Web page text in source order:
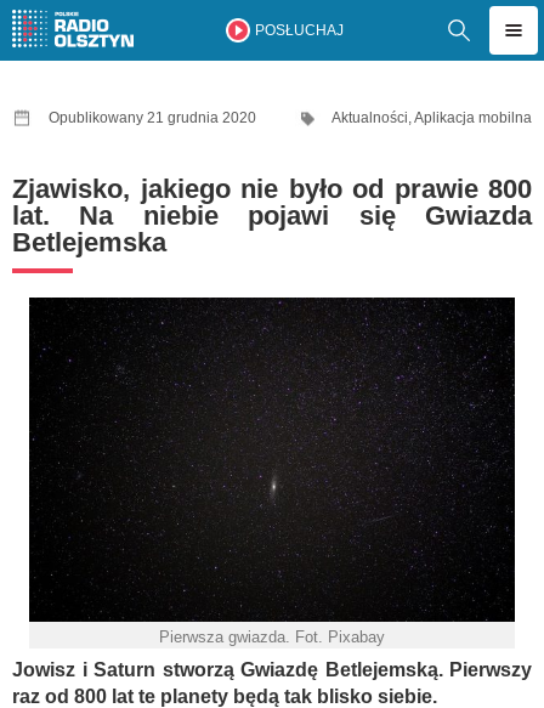
POSŁUCHAJ
Opublikowany 21 grudnia 2020 Aktualności,Aplikacja mobilna
Zjawisko, jakiego nie było od prawie 800
lat. Na niebie pojawi się Gwiazda
Betlejemska
Pierwsza gwiazda. Fot. Pixabay
Jowisz i Saturn stworzą Gwiazdę Betlejemską. Pierwszy
raz od 800 lat te planety będą tak blisko siebie.